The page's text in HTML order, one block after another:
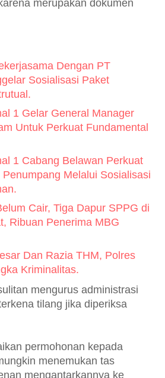
merupakan dokumen
Dengan PT
Sosialisasi Paket
1 Gelar General Manager
Untuk Perkuat Fundamental
1 Cabang Belawan Perkuat
Melalui Sosialisasi
Cair, Tiga Dapur SPPG di
Ribuan Penerima MBG
Dan Razia THM, Polres
Kriminalitas.
mengurus administrasi
tilang jika diperiksa
permohonan kepada
menemukan tas
mengantarkannya ke